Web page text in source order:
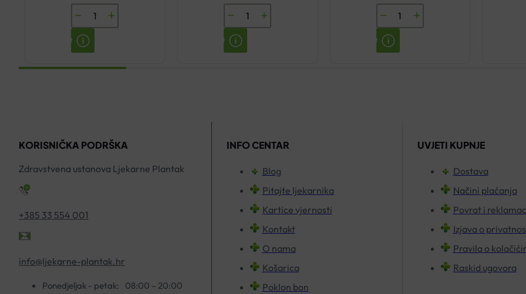
BIOVITALIS
100%
MULTIVITAMIN
SIRUP
YASENKA
IMUNO
BETA-
YASENKA
OMNIFLEX
FLEX
KORISNIČKA PODRŠKA
Zdravstvena ustanova Ljekarne Plantak
+385 33 554 001
info@ljekarne-plantak.hr
Ponedjeljak - petak: 08:00 – 20:00
INFO CENTAR
Blog
Pitajte ljekarnika
Kartice vjernosti
Kontakt
O nama
Košarica
Poklon bon
UVJETI KUPNJE
Dostava
Načini plaćanja
Povrat i
Izjava o
Pravila o
Raskid ugovora